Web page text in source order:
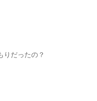
りだったの？